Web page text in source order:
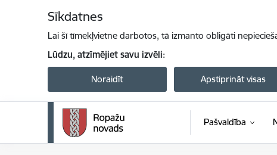
Sīkdatnes
Lai šī tīmekļvietne darbotos, tā izmanto obligāti
Lūdzu, atzīmējiet savu izvēli:
Noraidīt Apstiprināt visas
Pašvaldība